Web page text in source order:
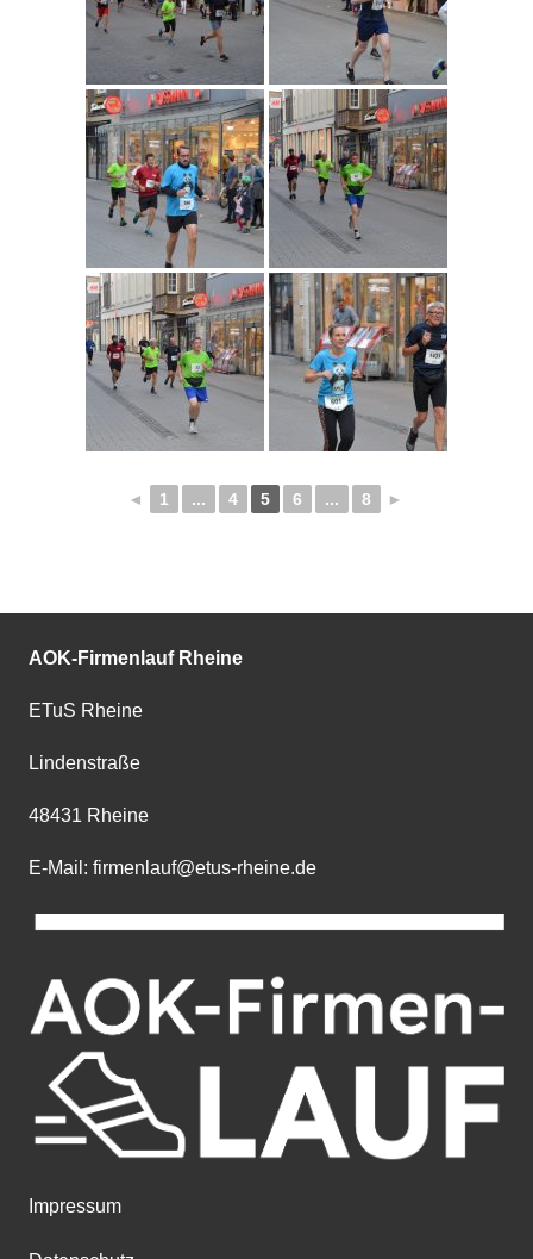
◄ 1 ... 4 5 6 ... 8 ►
AOK-Firmenlauf Rheine
ETuS Rheine
Lindenstraße
48431 Rheine
E-Mail: firmenlauf@etus-rheine.de
Impressum